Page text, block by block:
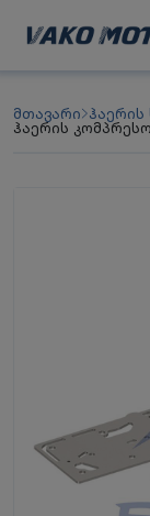
მთავარი ჰაერის
ჰაერის